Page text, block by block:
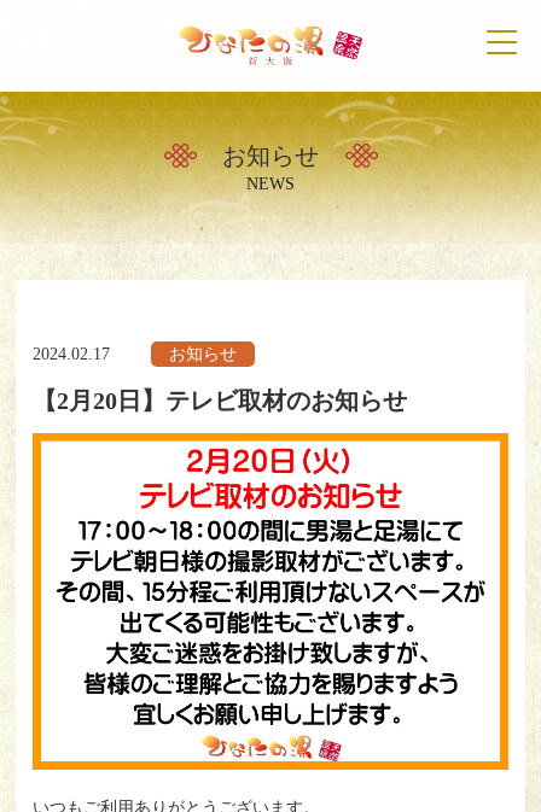
トップ
天然温泉について
施設案内
営業時間・料金案内
アクセス
お客様の声
コラム
利用規約
Japan(日本語)
お知らせ
NEWS
2024.02.17 お知らせ
【2月20日】テレビ取材のお知らせ
いつもご利用ありがとうございます。